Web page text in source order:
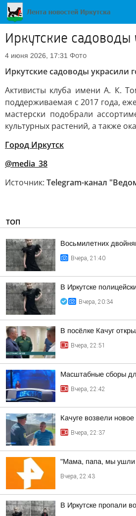
Иркутские садоводы
4 июня 2026, 17:31 Фото
Иркутские садоводы украсили
Активисты клуба имени А. К.
поддерживаемая с 2017 года,
мастерски подобрали
культурных растений, а также
Город Иркутск
@media_38
Источник: Telegram-канал
ТОП
Восьмилетних
Вчера, 21:40
В Иркутске
Вчера, 20:34
В посёлке Качуг
Вчера, 22:51
Масштабные сборы
Вчера, 22:42
Качуге возвели
Вчера, 22:37
"Мама, папа, мы ушли
Вчера, 22:43
В Иркутске пропали